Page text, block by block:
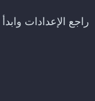
راجع الإعدادات